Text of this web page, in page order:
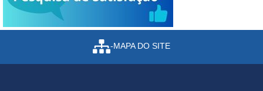
-MAPA DO SITE